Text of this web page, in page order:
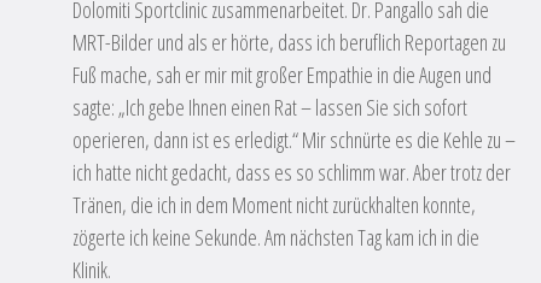
Dolomiti Sportclinic zusammenarbeitet. Dr. Pangallo sah die
MRT-Bilder und als er hörte, dass ich beruflich Reportagen zu
Fuß mache, sah er mir mit großer Empathie in die Augen und
sagte: „Ich gebe Ihnen einen Rat – lassen Sie sich sofort
operieren, dann ist es erledigt.“ Mir schnürte es die Kehle zu –
ich hatte nicht gedacht, dass es so schlimm war. Aber trotz der
Tränen, die ich in dem Moment nicht zurückhalten konnte,
zögerte ich keine Sekunde. Am nächsten Tag kam ich in die
Klinik.